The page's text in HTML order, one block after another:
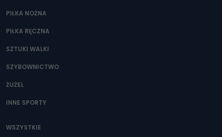
PIŁKA NOŻNA
PIŁKA RĘCZNA
SZTUKI WALKI
SZYBOWNICTWO
ŻUŻEL
INNE SPORTY
WSZYSTKIE